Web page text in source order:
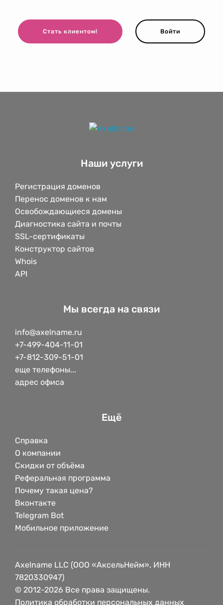
Стать клиентом! Войти
Наши услуги
Регистрация доменов
Перенос доменов к нам
Освобождающиеся домены
Диагностика сайта и почты
SSL-сертификаты
Конструктор сайтов
Whois
API
Мы всегда на связи
info@axelname.ru
+7-499-404-11-01
+7-812-309-51-01
еще телефоны...
адрес офиса
Ещё
Справка
О компании
Скидки от объёма
Реферальная программа
Почему такая цена?
Вконтакте
Telegram Bot
Мобильное приложение
Axelname LLC (ООО «АксельНейм», ИНН
7820330947)
© 2012-2026 Все права защищены.
Политика обработки персональных данных